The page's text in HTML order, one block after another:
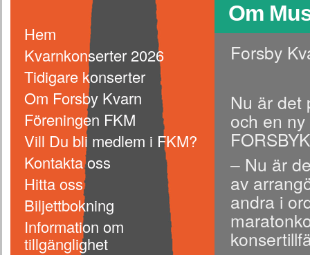
Hem
Kvarnkonserter 2026
Tidigare konserter
Om Forsby Kvarn
Föreningen FKM
Vill Du bli medlem i FKM?
Kontakta oss
Hitta oss
Biljettbokning
Information om
tillgänglighet
Om
Forsby
Nu är det
och en
– Nu är
av
andra i